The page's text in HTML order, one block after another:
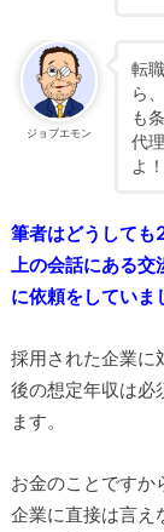
ジョブエモン
転
ら
も
代
よ！
筆者はどうしても
上の会話にある
に依頼をしていま
採用された企業に
後の想定年収は必
ます。
お金のことですか
企業に直接は言え